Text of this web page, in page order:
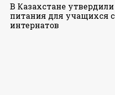
В Казахстане
питания для учащихся
интернатов